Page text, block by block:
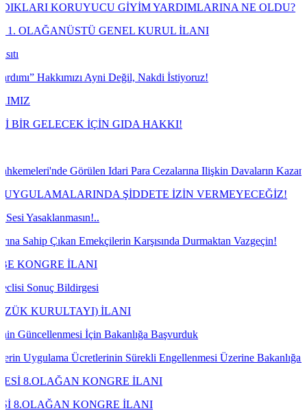
GİYİM YARDIMLARINA NE OLDU?
GENEL KURUL İLANI
Ayni Değil, Nakdi İstiyoruz!
İÇİN GIDA HAKKI!
Görülen Idari Para Cezalarına Ilişkin Davaların Kazanılması
ŞİDDETE İZİN VERMEYECEĞİZ!
Emekçilerin Karşısında Durmaktan Vazgeçin!
İLANI
Bildirgesi
İLANI
İçin Bakanlığa Başvurduk
Ücretlerinin Sürekli Engellenmesi Üzerine Bakanlığa
KONGRE İLANI
KONGRE İLANI